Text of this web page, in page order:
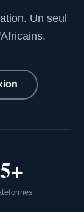
Un seul
5+